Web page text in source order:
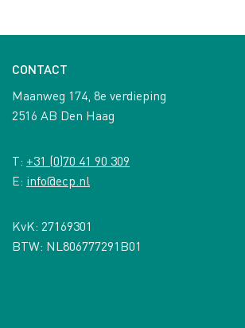
CONTACT
Maanweg 174, 8e verdieping
2516 AB Den Haag
T: +31 (0)70 41 90 309
E: info@ecp.nl
KvK: 27169301
BTW: NL806777291B01